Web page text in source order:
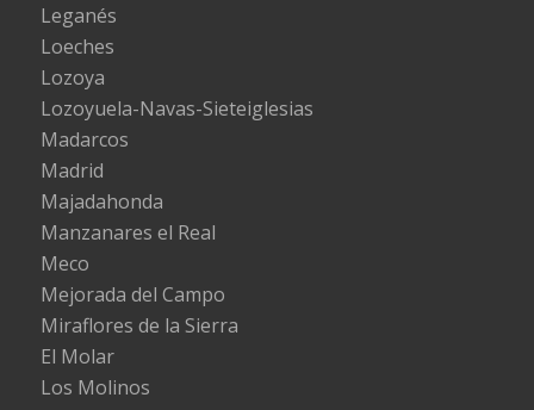
Leganés
Loeches
Lozoya
Lozoyuela-Navas-Sieteiglesias
Madarcos
Madrid
Majadahonda
Manzanares el Real
Meco
Mejorada del Campo
Miraflores de la Sierra
El Molar
Los Molinos